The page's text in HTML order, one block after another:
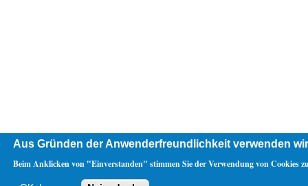
Aus Gründen der Anwenderfreundlichkeit verwenden
Beim Anklicken von "Einverstanden" stimmen Sie der Verwendung von Cookies